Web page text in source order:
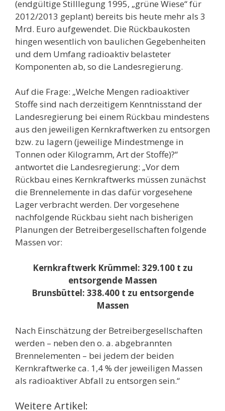
(endgültige Stilllegung 1995, „grüne Wiese“ für
2012/2013 geplant) bereits bis heute mehr als 3
Mrd. Euro aufgewendet. Die Rückbaukosten
hingen wesentlich von baulichen Gegebenheiten
und dem Umfang radioaktiv belasteter
Komponenten ab, so die Landesregierung.
Auf die Frage: „Welche Mengen radioaktiver
Stoffe sind nach derzeitigem Kenntnisstand der
Landesregierung bei einem Rückbau mindestens
aus den jeweiligen Kernkraftwerken zu entsorgen
bzw. zu lagern (jeweilige Mindestmenge in
Tonnen oder Kilogramm, Art der Stoffe)?“
antwortet die Landesregierung: „Vor dem
Rückbau eines Kernkraftwerks müssen zunächst
die Brennelemente in das dafür vorgesehene
Lager verbracht werden. Der vorgesehene
nachfolgende Rückbau sieht nach bisherigen
Planungen der Betreibergesellschaften folgende
Massen vor:
Kernkraftwerk Krümmel: 329.100 t zu
entsorgende Massen
Brunsbüttel: 338.400 t zu entsorgende
Massen
Nach Einschätzung der Betreibergesellschaften
werden – neben den o. a. abgebrannten
Brennelementen – bei jedem der beiden
Kernkraftwerke ca. 1,4 % der jeweiligen Massen
als radioaktiver Abfall zu entsorgen sein.“
Weitere Artikel: